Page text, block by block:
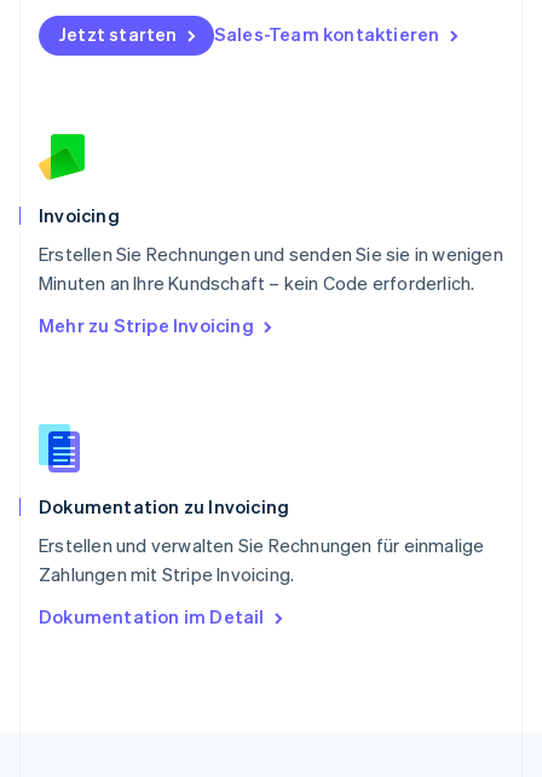
Jetzt starten Sales-Team kontaktieren
Invoicing
Erstellen Sie Rechnungen und senden Sie sie in wenigen
Minuten an Ihre Kundschaft – kein Code erforderlich.
Mehr zu Stripe Invoicing
Dokumentation zu Invoicing
Erstellen und verwalten Sie Rechnungen für einmalige
Zahlungen mit Stripe Invoicing.
Dokumentation im Detail
Portugal
PortuguêsEnglish
Schweden
Schweiz
Singapur
English简体中文
Slowakei
Slowenien
English
Spanien
Thailand
Tschechische Republik
English
English